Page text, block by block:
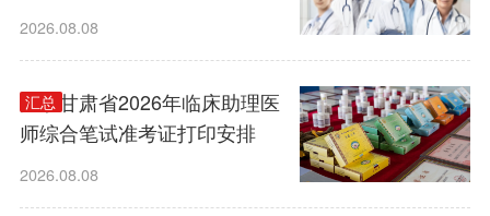
2026.08.08
汇总
关于甘肃省2026年临床助理医
师综合笔试准考证打印安排
2026.08.08